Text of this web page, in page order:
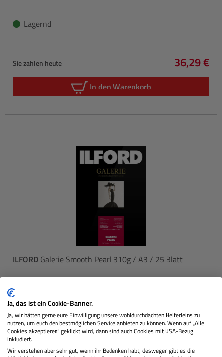
Lagernd
Sie zahlen heute 36,29 €
In den Warenkorb
ILFORD Galerie Smooth Pearl 310g / A3 / 25 Blatt
Lagernd
Sie zahlen heute 54,09 €
Ja, das ist ein Cookie-Banner.
Ja, wir hätten gerne eure Einwilligung unsere wohldurchdachten Helferleins zu
nutzen, um euch den bestmöglichen Service anbieten zu können. Wenn auf „Alle
Cookies akzeptieren“ geklickt wird, dann sind auch Cookies mit USA-Bezug
inkludiert.
Wir verstehen aber sehr gut, wenn ihr Bedenken habt, deswegen gibt es die